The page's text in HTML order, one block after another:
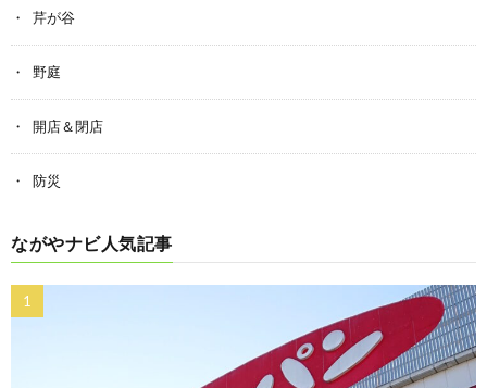
芹が谷
野庭
開店＆閉店
防災
ながやナビ人気記事